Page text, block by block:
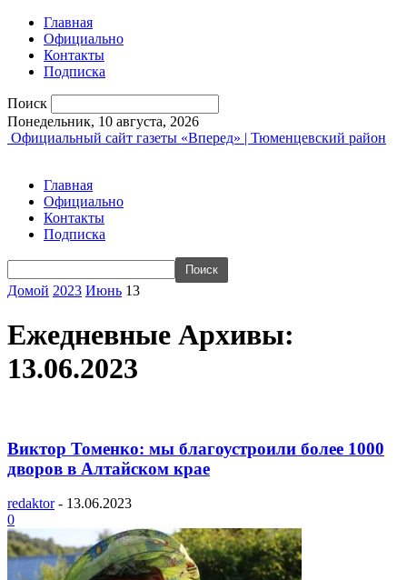
Главная
Официально
Контакты
Подписка
Поиск
Понедельник, 10 августа, 2026
Официальный сайт газеты «Вперед» | Тюменцевский район
Главная
Официально
Контакты
Подписка
Домой 2023 Июнь 13
Ежедневные Архивы:
13.06.2023
Виктор Томенко: мы благоустроили более 1000
дворов в Алтайском крае
redaktor - 13.06.2023
0